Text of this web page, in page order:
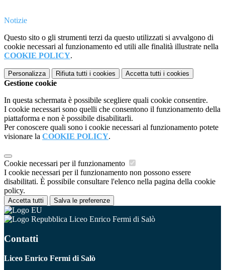
Notizie
Questo sito o gli strumenti terzi da questo utilizzati si avvalgono di
cookie necessari al funzionamento ed utili alle finalità illustrate nella
COOKIE POLICY.
Personalizza Rifiuta tutti i cookies Accetta tutti i cookies
Gestione cookie
In questa schermata è possibile scegliere quali cookie consentire.
I cookie necessari sono quelli che consentono il funzionamento della
piattaforma e non è possibile disabilitarli.
Per conoscere quali sono i cookie necessari al funzionamento potete
visionare la COOKIE POLICY.
Cookie necessari per il funzionamento
I cookie necessari per il funzionamento non possono essere
disabilitati. È possibile consultare l'elenco nella pagina della cookie
policy.
Accetta tutti Salva le preferenze
Liceo Enrico Fermi di Salò
Contatti
Liceo Enrico Fermi di Salò